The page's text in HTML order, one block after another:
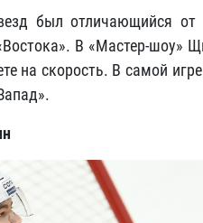
был отличающийся
В «Мастер-шоу»
на скорость. В самой